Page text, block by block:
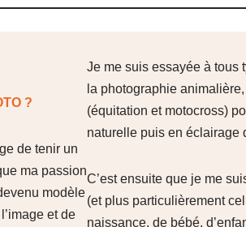
?
de tenir un
ma passion
modèle
et de
Je me suis essayée à tous
la photographie
(équitation et motocross)
naturelle puis en éclairage
C’est ensuite que je me
(et plus particulièrement
naissance, de bébé,